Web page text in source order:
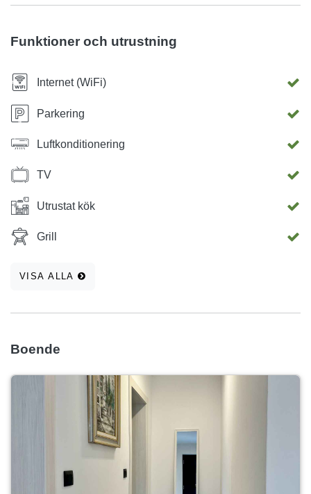
Funktioner och utrustning
Internet (WiFi)
Parkering
Luftkonditionering
TV
Utrustat kök
Grill
VISA ALLA
Boende